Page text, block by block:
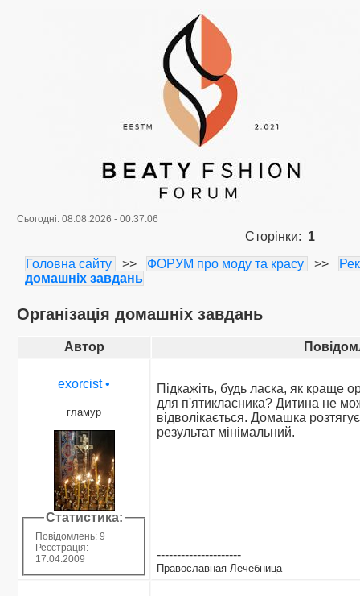
Сьогодні: 08.08.2026 - 00:37:06
Сторінки: 1
Головна сайту
>> ФОРУМ про моду та красу >>
домашніх завдань
Організація домашніх завдань
Автор
exorcist •
гламур
Статистика:
Повідомлень: 9
Реєстрація:
17.04.2009
Підкажіть, будь ласка, як краще
для п'ятикласника? Дитина не
відволікається. Домашка
результат мінімальний.
---------------------
Православная Лечебница